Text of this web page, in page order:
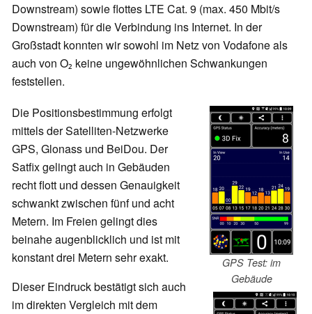
Downstream) sowie flottes LTE Cat. 9 (max. 450 Mbit/s
Downstream) für die Verbindung ins Internet. In der
Großstadt konnten wir sowohl im Netz von Vodafone als
auch von O₂ keine ungewöhnlichen Schwankungen
feststellen.
GPS Test: im
Gebäude
Die Positionsbestimmung erfolgt
mittels der Satelliten-Netzwerke
GPS, Glonass und BeiDou. Der
Satfix gelingt auch in Gebäuden
recht flott und dessen Genauigkeit
schwankt zwischen fünf und acht
Metern. Im Freien gelingt dies
beinahe augenblicklich und ist mit
konstant drei Metern sehr exakt.
Dieser Eindruck bestätigt sich auch
im direkten Vergleich mit dem